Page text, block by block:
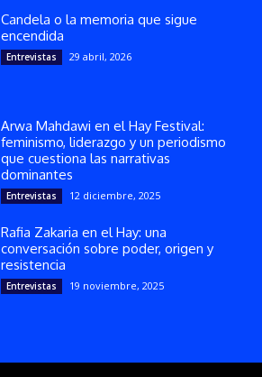
Candela o la memoria que sigue
encendida
Entrevistas 29 abril, 2026
Arwa Mahdawi en el Hay Festival:
feminismo, liderazgo y un periodismo
que cuestiona las narrativas
dominantes
Entrevistas 12 diciembre, 2025
Rafia Zakaria en el Hay: una
conversación sobre poder, origen y
resistencia
Entrevistas 19 noviembre, 2025